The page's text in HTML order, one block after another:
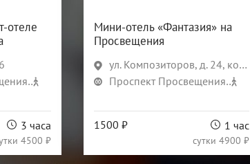
отеле
3 часа
4500 ₽
Мини-отель «Фантазия» на
Просвещения
ул. Композиторов, д. 24, корп. 1
Проспект Просвещения
1500 ₽ 1 час
сутки 4900 ₽